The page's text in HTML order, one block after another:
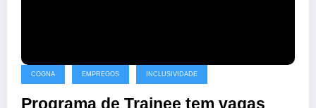
COGNA EMPREGOS INCLUSIVIDADE
Programa de Trainee tem vagas